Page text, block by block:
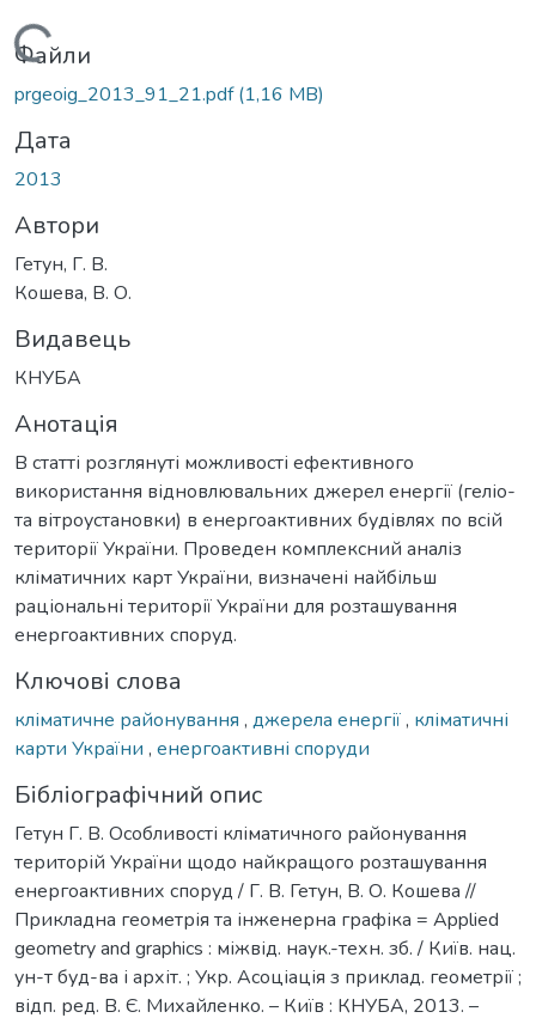
Вантажиться...
Файли
prgeoig_2013_91_21.pdf(1,16 MB)
Дата
2013
Автори
Гетун, Г. В.
Кошева, В. О.
Видавець
КНУБА
Анотація
В статті розглянуті можливості ефективного
використання відновлювальних джерел енергії (геліо-
та вітроустановки) в енергоактивних будівлях по всій
території України. Проведен комплексний аналіз
кліматичних карт України, визначені найбільш
раціональні території України для розташування
енергоактивних споруд.
Ключові слова
кліматичне районування , джерела енергії, кліматичні
карти України , енергоактивні споруди
Бібліографічний опис
Гетун Г. В. Особливості кліматичного районування
територій України щодо найкращого розташування
енергоактивних споруд / Г. В. Гетун, В. О. Кошева //
Прикладна геометрія та інженерна графіка = Applied
geometry and graphics : міжвід. наук.-техн. зб. / Київ. нац.
ун-т буд-ва і архіт. ; Укр. Асоціація з приклад. геометрії ;
відп. ред. В. Є. Михайленко. – Київ : КНУБА, 2013. –